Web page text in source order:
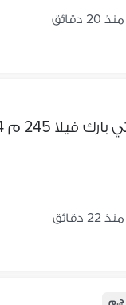
منذ 20 دقائق
منذ 22 دقائق